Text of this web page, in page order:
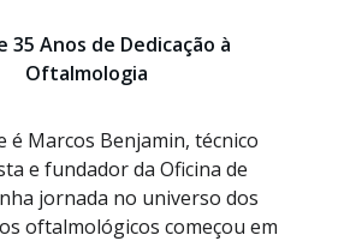
35 Anos de Dedicação à
Oftalmologia
é Marcos Benjamin, técnico
e fundador da Oficina de
jornada no universo dos
oftalmológicos começou em